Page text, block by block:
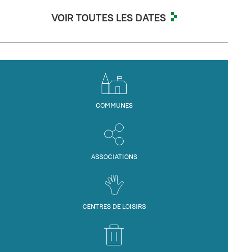
VOIR TOUTES LES DATES
COMMUNES
ASSOCIATIONS
CENTRES DE LOISIRS